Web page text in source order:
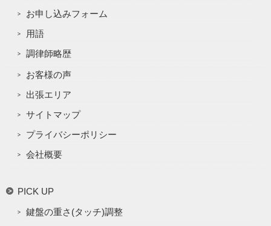
お申し込みフォーム
用語
調律師略歴
お客様の声
出張エリア
サイトマップ
プライバシーポリシー
会社概要
PICK UP
鍵盤の重さ(タッチ)調整